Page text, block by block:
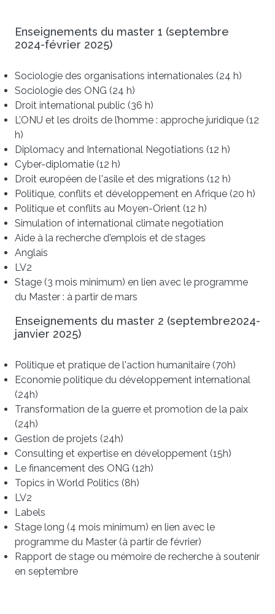
Enseignements du master 1 (septembre
2024-février 2025)
Sociologie des organisations internationales (24 h)
Sociologie des ONG (24 h)
Droit international public (36 h)
L’ONU et les droits de l’homme : approche juridique (12
h)
Diplomacy and International Negotiations (12 h)
Cyber-diplomatie (12 h)
Droit européen de l'asile et des migrations (12 h)
Politique, conflits et développement en Afrique (20 h)
Politique et conflits au Moyen-Orient (12 h)
Simulation of international climate negotiation
Aide à la recherche d'emplois et de stages
Anglais
LV2
Stage (3 mois minimum) en lien avec le programme
du Master : à partir de mars
Enseignements du master 2 (septembre2024-
janvier 2025)
Politique et pratique de l'action humanitaire (70h)
Economie politique du développement international
(24h)
Transformation de la guerre et promotion de la paix
(24h)
Gestion de projets (24h)
Consulting et expertise en développement (15h)
Le financement des ONG (12h)
Topics in World Politics (8h)
LV2
Labels
Stage long (4 mois minimum) en lien avec le
programme du Master (à partir de février)
Rapport de stage ou mémoire de recherche à soutenir
en septembre